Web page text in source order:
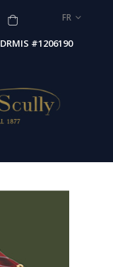
LANGUE
FR
DRMIS #1206190